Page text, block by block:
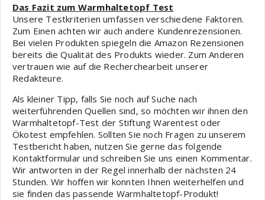
Das Fazit zum Warmhaltetopf Test
Unsere Testkriterien umfassen verschiedene Faktoren.
Zum Einen achten wir auch andere Kundenrezensionen.
Bei vielen Produkten spiegeln die Amazon Rezensionen
bereits die Qualität des Produkts wieder. Zum Anderen
vertrauen wie auf die Recherchearbeit unserer
Redakteure.
Als kleiner Tipp, falls Sie noch auf Suche nach
weiterführenden Quellen sind, so möchten wir ihnen den
Warmhaltetopf-Test der Stiftung Warentest oder
Ökotest empfehlen. Sollten Sie noch Fragen zu unserem
Testbericht haben, nutzen Sie gerne das folgende
Kontaktformular und schreiben Sie uns einen Kommentar.
Wir antworten in der Regel innerhalb der nächsten 24
Stunden. Wir hoffen wir konnten Ihnen weiterhelfen und
sie finden das passende Warmhaltetopf-Produkt!